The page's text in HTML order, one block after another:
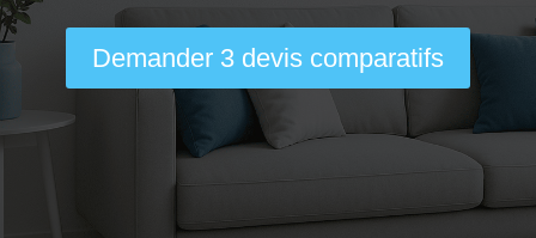
Demander 3 devis comparatifs